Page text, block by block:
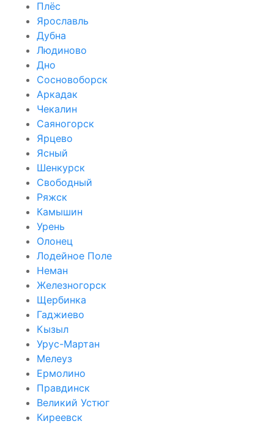
Плёс
Ярославль
Дубна
Людиново
Дно
Сосновоборск
Аркадак
Чекалин
Саяногорск
Ярцево
Ясный
Шенкурск
Свободный
Ряжск
Камышин
Урень
Олонец
Лодейное Поле
Неман
Железногорск
Щербинка
Гаджиево
Кызыл
Урус-Мартан
Мелеуз
Ермолино
Правдинск
Великий Устюг
Киреевск